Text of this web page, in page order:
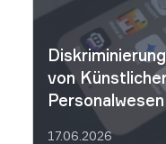
von
Personalwesen
17.06.2026